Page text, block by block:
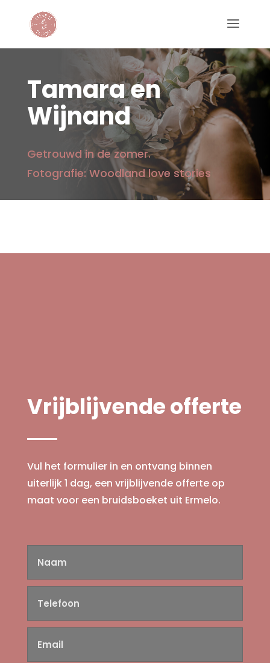
Tamara en
Wijnand
Getrouwd in de zomer.
Fotografie: Woodland love stories
Vrijblijvende offerte
Vul het formulier in en ontvang binnen
uiterlijk 1 dag, een vrijblijvende offerte op
maat voor een bruidsboeket uit Ermelo.